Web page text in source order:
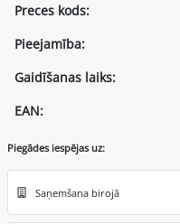
Preces kods:
Pieejamība:
Gaidīšanas laiks:
EAN:
Piegādes iespējas uz:
Saņemšana birojā